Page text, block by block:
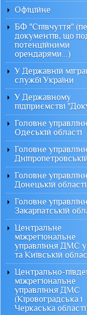
Офiцiйне
БФ "Співчуття"
документів, що
потенційними
орендарями...)
У Державній
службі України
У Державному
підприємстві
Головне
Одеській області
Головне
Головне
Донецькій області
Головне
Закарпатській
Центральне
міжрегіональне
управління ДМС
та Київській
Центрально-
міжрегіональне
управління ДМС
(Кіровоградська і
Черкаська